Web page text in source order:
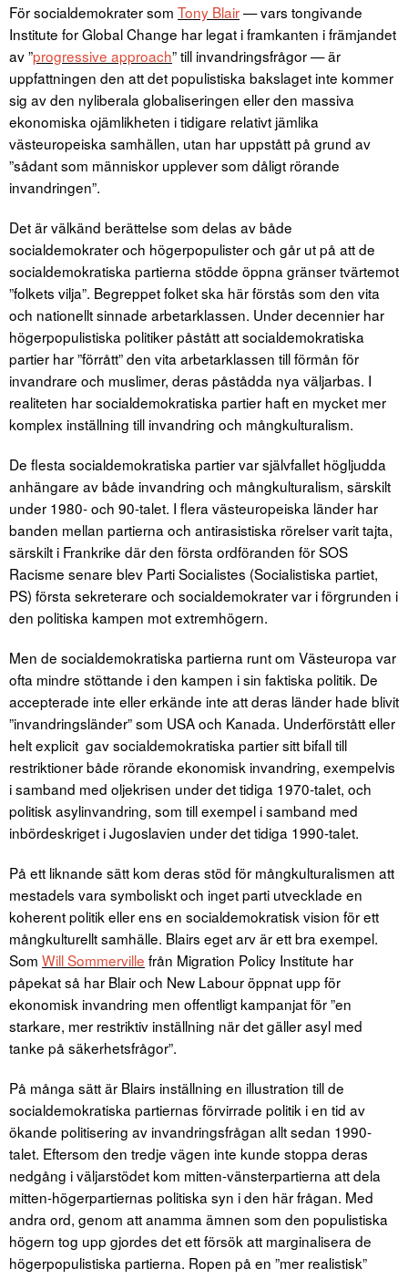
För socialdemokrater som Tony Blair— vars tongivande
Institute for Global Change har legat i framkanten i främjandet
av ”progressive approach” till invandringsfrågor — är
uppfattningen den att det populistiska bakslaget inte kommer
sig av den nyliberala globaliseringen eller den massiva
ekonomiska ojämlikheten i tidigare relativt jämlika
västeuropeiska samhällen, utan har uppstått på grund av
”sådant som människor upplever som dåligt rörande
invandringen”.
Det är välkänd berättelse som delas av både
socialdemokrater och högerpopulister och går ut på att de
socialdemokratiska partierna stödde öppna gränser tvärtemot
”folkets vilja”. Begreppet folket ska här förstås som den vita
och nationellt sinnade arbetarklassen. Under decennier har
högerpopulistiska politiker påstått att socialdemokratiska
partier har ”förrått” den vita arbetarklassen till förmån för
invandrare och muslimer, deras påstådda nya väljarbas. I
realiteten har socialdemokratiska partier haft en mycket mer
komplex inställning till invandring och mångkulturalism.
De flesta socialdemokratiska partier var självfallet högljudda
anhängare av både invandring och mångkulturalism, särskilt
under 1980- och 90-talet. I flera västeuropeiska länder har
banden mellan partierna och antirasistiska rörelser varit tajta,
särskilt i Frankrike där den första ordföranden för SOS
Racisme senare blev Parti Socialistes (Socialistiska partiet,
PS) första sekreterare och socialdemokrater var i förgrunden i
den politiska kampen mot extremhögern.
Men de socialdemokratiska partierna runt om Västeuropa var
ofta mindre stöttande i den kampen i sin faktiska politik. De
accepterade inte eller erkände inte att deras länder hade blivit
”invandringsländer” som USA och Kanada. Underförstått eller
helt explicit gav socialdemokratiska partier sitt bifall till
restriktioner både rörande ekonomisk invandring, exempelvis
i samband med oljekrisen under det tidiga 1970-talet, och
politisk asylinvandring, som till exempel i samband med
inbördeskriget i Jugoslavien under det tidiga 1990-talet.
På ett liknande sätt kom deras stöd för mångkulturalismen att
mestadels vara symboliskt och inget parti utvecklade en
koherent politik eller ens en socialdemokratisk vision för ett
mångkulturellt samhälle. Blairs eget arv är ett bra exempel.
Som Will Sommerville från Migration Policy Institute har
påpekat så har Blair och New Labour öppnat upp för
ekonomisk invandring men offentligt kampanjat för ”en
starkare, mer restriktiv inställning när det gäller asyl med
tanke på säkerhetsfrågor”.
På många sätt är Blairs inställning en illustration till de
socialdemokratiska partiernas förvirrade politik i en tid av
ökande politisering av invandringsfrågan allt sedan 1990-
talet. Eftersom den tredje vägen inte kunde stoppa deras
nedgång i väljarstödet kom mitten-vänsterpartierna att dela
mitten-högerpartiernas politiska syn i den här frågan. Med
andra ord, genom att anamma ämnen som den populistiska
högern tog upp gjordes det ett försök att marginalisera de
högerpopulistiska partierna. Ropen på en ”mer realistisk”